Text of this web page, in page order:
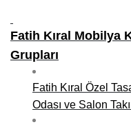
Fatih Kıral Mobilya
Grupları
Fatih Kıral Özel
Odası ve Salon